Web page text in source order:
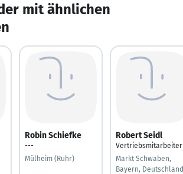
mit ähnlichen
Robin Schiefke
---
Mülheim (Ruhr)
Robert Seidl
Vertriebsmitarbeiter
Markt Schwaben,
Bayern, Deutschland